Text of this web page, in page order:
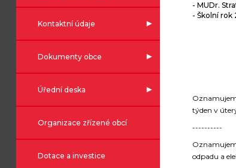
Kontaktní údaje
Dokumenty obce
Úřední deska
Organizace zřízené obcí
Dotace a investice
- MUDr.
- Školní rok
týden v
----------
odpadu a